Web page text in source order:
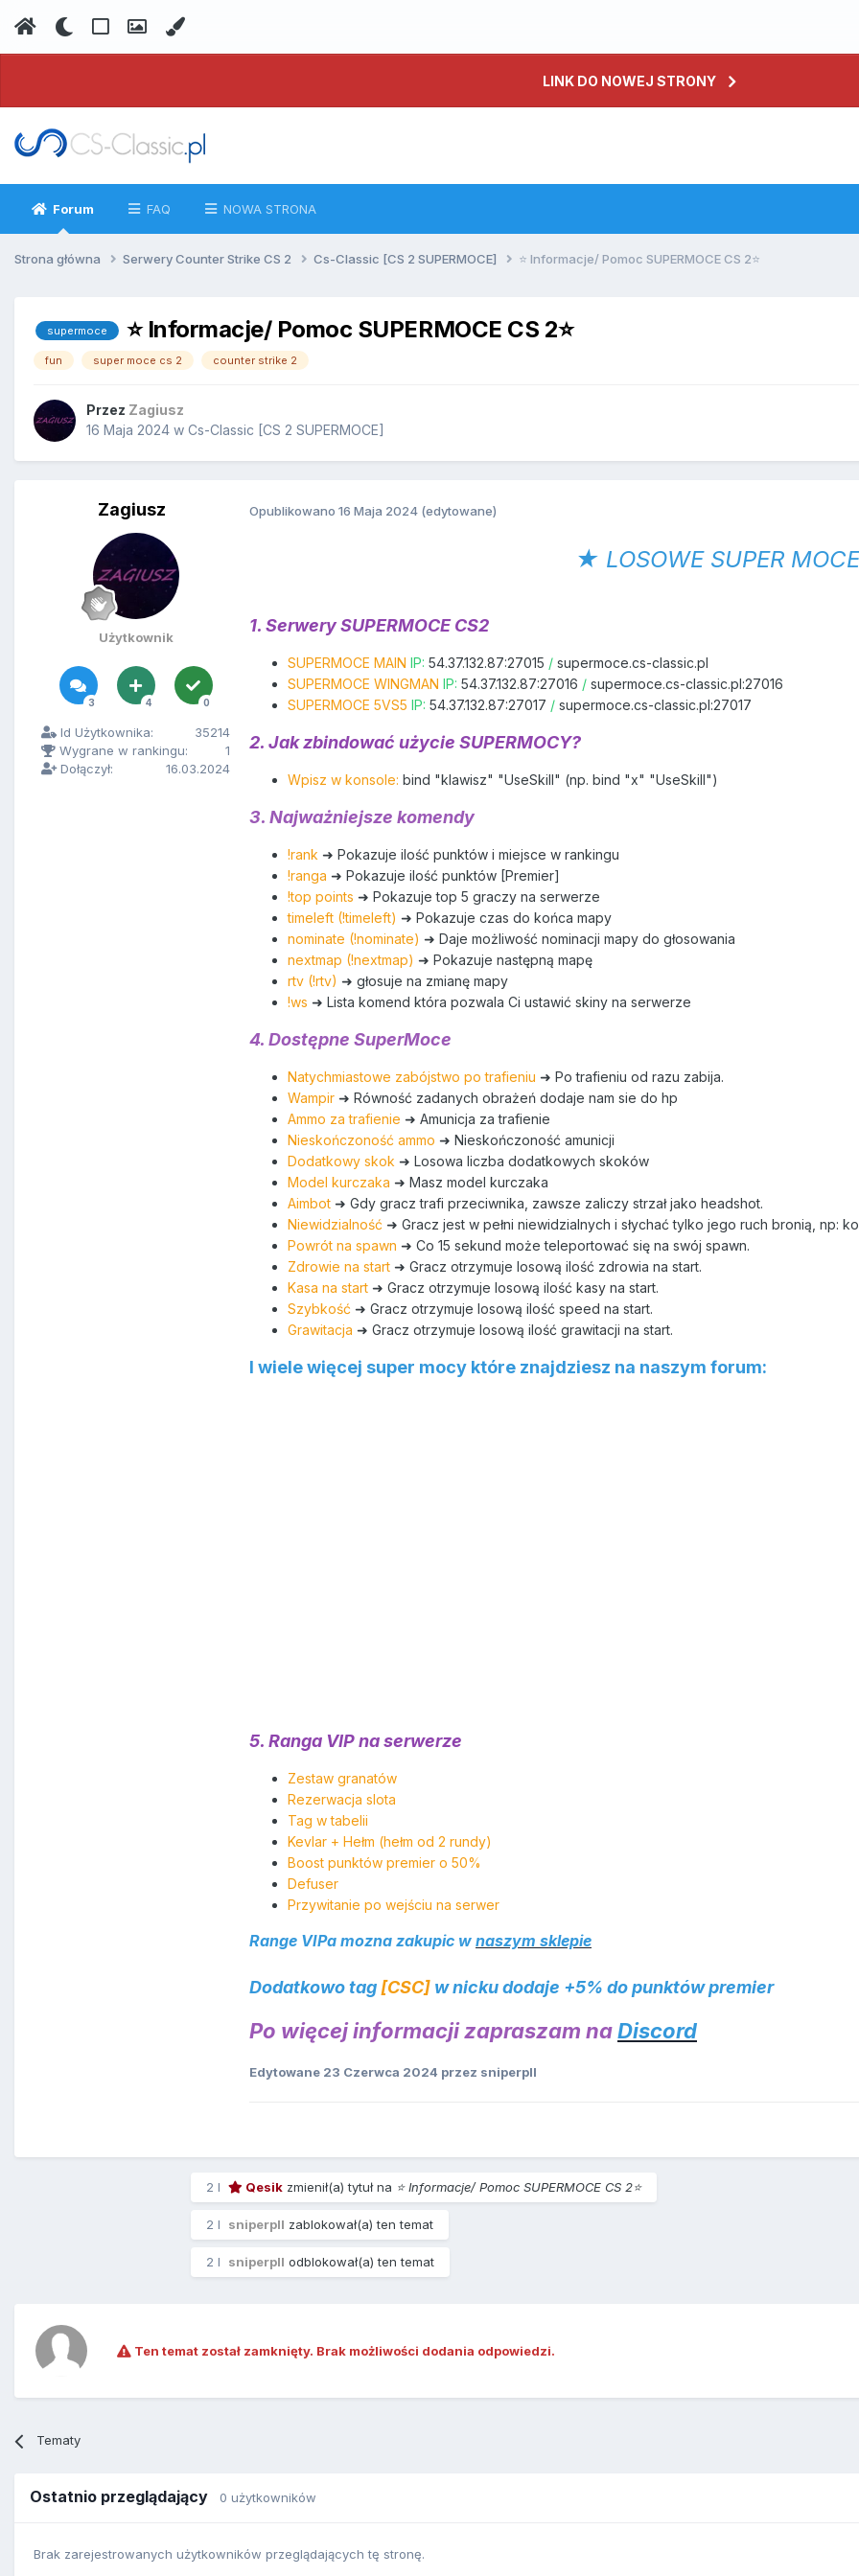
LINK DO NOWEJ STRONY
Forum FAQ NOWA STRONA
Strona główna Serwery Counter Strike CS 2 Cs-Classic [CS 2 SUPERMOCE] ⭐️ Informacje/ Pomoc SUPERMOCE CS 2⭐️
supermoce ⭐️ Informacje/ Pomoc SUPERMOCE CS 2⭐️
fun super moce cs 2 counter strike 2
Przez Zagiusz
16 Maja 2024 w Cs-Classic [CS 2 SUPERMOCE]
Zagiusz
Użytkownik
3 4 0
Id Użytkownika:
35214
Wygrane w rankingu:
1
Dołączył:
16.03.2024
Opublikowano 16 Maja 2024 (edytowane)
★ LOSOWE SUPER
1. Serwery SUPERMOCE CS2
SUPERMOCE MAIN IP: 54.37.132.87:27015 / supermoce.cs-classic.pl
SUPERMOCE WINGMAN IP: 54.37.132.87:27016 / supermoce.cs-classic.pl:27016
SUPERMOCE 5VS5 IP: 54.37.132.87:27017 / supermoce.cs-classic.pl:27017
2. Jak zbindować użycie SUPERMOCY?
Wpisz w konsole: bind "klawisz" "UseSkill" (np. bind "x" "UseSkill")
3. Najważniejsze komendy
!rank ➜ Pokazuje ilość punktów i miejsce w rankingu
!ranga ➜ Pokazuje ilość punktów [Premier]
!top points ➜ Pokazuje top 5 graczy na serwerze
timeleft (!timeleft) ➜ Pokazuje czas do końca mapy
nominate (!nominate) ➜ Daje możliwość nominacji mapy do głosowania
nextmap (!nextmap) ➜ Pokazuje następną mapę
rtv (!rtv) ➜ głosuje na zmianę mapy
!ws ➜ Lista komend która pozwala Ci ustawić skiny na serwerze
4. Dostępne SuperMoce
Natychmiastowe zabójstwo po trafieniu ➜ Po trafieniu od razu zabija.
Wampir ➜ Równość zadanych obrażeń dodaje nam sie do hp
Ammo za trafienie ➜ Amunicja za trafienie
Nieskończoność ammo ➜ Nieskończoność amunicji
Dodatkowy skok ➜ Losowa liczba dodatkowych skoków
Model kurczaka ➜ Masz model kurczaka
Aimbot ➜ Gdy gracz trafi przeciwnika, zawsze zaliczy strzał jako headshot.
Niewidzialność ➜ Gracz jest w pełni niewidzialnych i słychać tylko jego ruch bronią, np:
Powrót na spawn ➜ Co 15 sekund może teleportować się na swój spawn.
Zdrowie na start ➜ Gracz otrzymuje losową ilość zdrowia na start.
Kasa na start ➜ Gracz otrzymuje losową ilość kasy na start.
Szybkość ➜ Gracz otrzymuje losową ilość speed na start.
Grawitacja ➜ Gracz otrzymuje losową ilość grawitacji na start.
I wiele więcej super mocy które znajdziesz na naszym forum:
5. Ranga VIP na serwerze
Zestaw granatów
Rezerwacja slota
Tag w tabelii
Kevlar + Hełm (hełm od 2 rundy)
Boost punktów premier o 50%
Defuser
Przywitanie po wejściu na serwer
Range VIPa mozna zakupic w naszym sklepie
Dodatkowo tag [CSC] wnicku dodaje +5% do punktów premier
Po więcej informacji zapraszam naDiscord
Edytowane 23 Czerwca 2024 przez sniperpll
2 l Qesik zmienił(a) tytuł na ⭐️ Informacje/ Pomoc SUPERMOCE CS 2⭐️
2 l sniperpll zablokował(a) ten temat
2 l sniperpll odblokował(a) ten temat
Ten temat został zamknięty. Brak możliwości dodania odpowiedzi.
Tematy
Ostatnio przeglądający 0 użytkowników
Brak zarejestrowanych użytkowników przeglądających tę stronę.